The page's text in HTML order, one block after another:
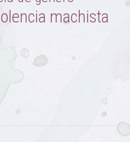
machista